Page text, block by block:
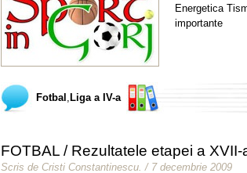
Energetica
importante
Fotbal , Liga a IV-a
FOTBAL / Rezultatele etapei a
Scris de Cristi Constantinescu / 7 decembrie 2009